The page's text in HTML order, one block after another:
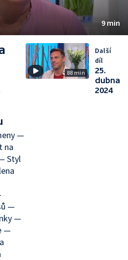
9 min
—
na
Styl
—
—
—
88 min
Další
díl
25.
dubna
2024